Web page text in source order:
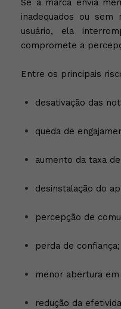
inadequados ou
usuário, ela
compromete a
Entre os principais
desativação das
queda de
aumento da taxa
desinstalação do
percepção de
perda de confiança;
menor abertura
redução da